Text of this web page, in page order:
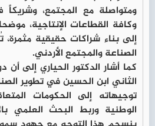
ومتواصلة مع المجتمع، وشريكاً
وكافة القطاعات الإنتاجية،
إلى بناء شراكات حقيقية
الصناعة والمجتمع الأردني.
كما أشار الدكتور الحياري إلى أن
الثاني ابن الحسين في تطوير
توجيهاته إلى الحكومات
الوطنية وربط البحث العلمي